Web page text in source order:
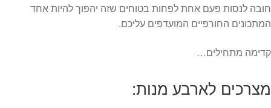
חובה לנסות פעם אחת לפחות בטוחים שזה יהפוך להיות אחד
המתכונים החורפיים המועדפים עליכם.
קדימה מתחילים…
מצרכים לארבע מנות: